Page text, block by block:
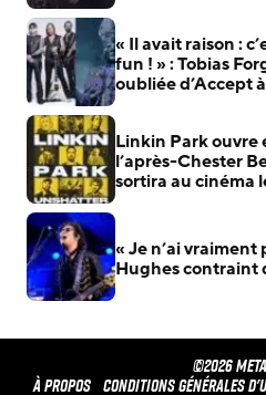
« Il avait raison :
fun ! » : Tobias
oubliée d’Accept
Linkin Park ouvre
l’après-Chester
sortira au cinéma
« Je n’ai vraiment
Hughes contraint
©2026
À propos Conditions générales